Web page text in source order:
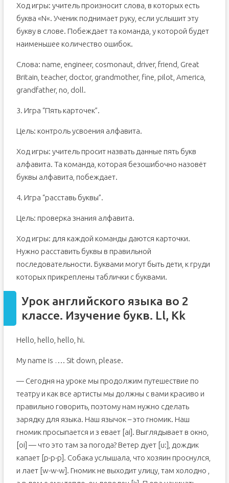
Ход игры: учитель произносит слова, в которых есть
буква «N«. Ученик поднимает руку, если услышит эту
букву в слове. Побеждает та команда, у которой будет
наименьшее количество ошибок.
Слова: name, engineer, cosmonaut, driver, friend, Great
Britain, teacher, doctor, grandmother, fine, pilot, America,
grandfather, no, doll.
3. Игра “Пять карточек”.
Цель: контроль усвоения алфавита.
Ход игры: учитель просит назвать данные пять букв
алфавита. Та команда, которая безошибочно назовёт
буквы алфавита, побеждает.
4. Игра “расставь буквы”.
Цель: проверка знания алфавита.
Ход игры: для каждой команды даются карточки.
Нужно расставить буквы в правильной
последовательности. Буквами могут быть дети, к груди
которых прикреплены таблички с буквами.
Урок английского языка во 2
классе. Изучение букв. Ll, Kk
Hello, hello, hello, hi.
My name is …. Sit down, please.
— Сегодня на уроке мы продолжим путешествие по
театру и как все артисты мы должны с вами красиво и
правильно говорить, поэтому нам нужно сделать
зарядку для языка. Наш язычок – это гномик. Наш
гномик просыпается и з евает [ai]. Выглядывает в окно,
[oi] — что это там за погода? Ветер дует [u:], дождик
капает [p-p-p]. Собака услышала, что хозяин проснулся,
и лает [w-w-w]. Гномик не выходит улицу, там холодно ,